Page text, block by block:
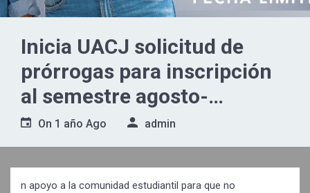
Inicia UACJ solicitud de
prórrogas para inscripción
al semestre agosto-
diciembre 2025
On 1 año Ago admin
n apoyo a la comunidad estudiantil para que no